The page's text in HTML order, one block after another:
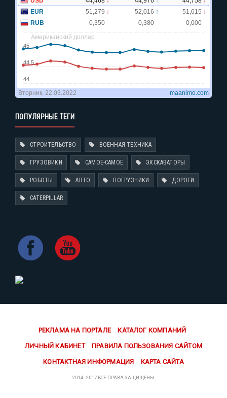
ПОПУЛЯРНЫЕ ТЕГИ
СТРОИТЕЛЬСТВО ВОЕННАЯ ТЕХНИКА
ГРУЗОВИКИ САМОЕ-САМОЕ ЭКСКАВАТОРЫ
РОБОТЫ АВТО ПОГРУЗЧИКИ ДОРОГИ
CATERPILLAR
РЕКЛАМА НА ПОРТАЛЕ КАТАЛОГ КОМПАНИЙ
ЛИЧНЫЙ КАБИНЕТ ПРАВИЛА ПОЛЬЗОВАНИЯ САЙТОМ
КОНТАКТНАЯ ИНФОРМАЦИЯ КАРТА САЙТА
2014 - 2017 ВСЕ ПРАВА ЗАЩИЩЕНЫ